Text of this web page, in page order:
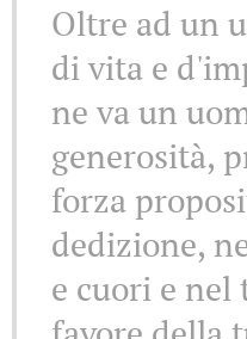
Oltre ad un
di vita e
ne va un
generosità,
forza
dedizione,
e cuori e nel